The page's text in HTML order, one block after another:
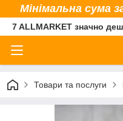
Мінімальна сума
7 ALLMARKET значно
Товари та послуги